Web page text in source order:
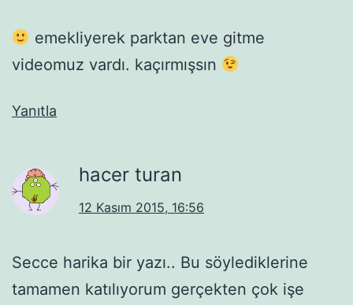
emekliyerek parktan eve gitme
videomuz vardı. kaçırmışsın
Yanıtla
hacer turan
12 Kasım 2015, 16:56
Secce harika bir yazı.. Bu söylediklerine
tamamen katılıyorum gerçekten çok işe